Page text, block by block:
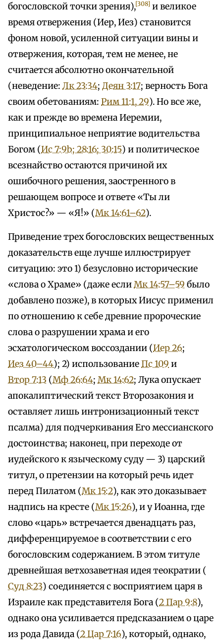
богословской точки зрения),[308] и великое
время отвержения (Иер, Иез) становится
фоном новой, усиленной ситуации вины и
отвержения, которая, тем не менее, не
считается абсолютно окончательной
(неведение: Лк 23:34; Деян 3:17; верность Бога
своим обетованиям: Рим 11:1, 29). Но все же,
как и прежде во времена Иеремии,
принципиальное неприятие водительства
Богом (Ис 7:9b; 28:16; 30:15) и политическое
всезнайство остаются причиной их
ошибочного решения, заостренного в
решающем вопросе и ответе «Ты ли
Христос?» — «Я!» (Мк 14:61–62).
Приведение трех богословских вещественных
доказательств еще лучше иллюстрирует
ситуацию: это 1) безусловно исторические
«слова о Храме» (даже еслиМк 14:57–59 было
добавлено позже), в которых Иисус применил
по отношению к себе древние пророческие
слова о разрушении храма и его
эсхатологическом воссоздании (Иер 26;
Иез 40–44); 2) использованиеПс 109 и
Втор 7:13 (Мф 26:64; Мк 14:62; Лука опускает
апокалиптический текст Второзакония и
оставляет лишь интронизационный текст
псалма) для подчеркивания Его мессианского
достоинства; наконец, при переходе от
иудейского к языческому суду — 3) царский
титул, о претензии на который речь идет
перед Пилатом (Мк 15:2), как это доказывает
надпись на кресте (Мк 15:26), и у Иоанна, где
слово «царь» встречается двенадцать раз,
дифференцируемое в соответствии с его
богословским содержанием. В этом титуле
древнейшая ветхозаветная идея теократии (
Суд 8:23) соединяется с восприятием царя в
Израиле как представителя Бога (2 Пар 9:8),
однако она усиливается предсказанием о царе
из рода Давида (2 Цар 7:16), который, однако,